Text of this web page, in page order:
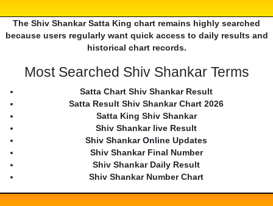
The Shiv Shankar Satta King chart remains highly searched
because users regularly want quick access to daily results and
historical chart records.
Most Searched Shiv Shankar Terms
Satta Chart Shiv Shankar Result
Satta Result Shiv Shankar Chart 2026
Satta King Shiv Shankar
Shiv Shankar live Result
Shiv Shankar Online Updates
Shiv Shankar Final Number
Shiv Shankar Daily Result
Shiv Shankar Number Chart